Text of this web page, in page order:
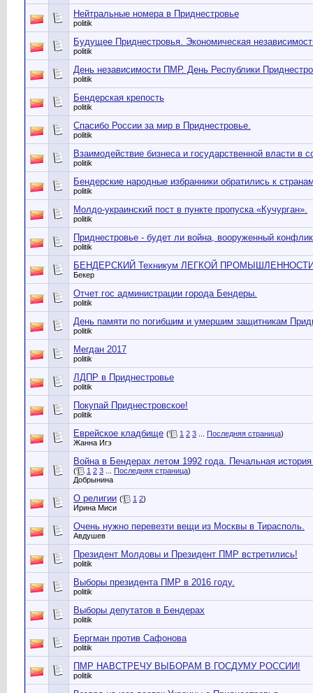
Нейтральные номера в Приднестровье
politik
Будущее Приднестровья. Экономическая
politik
День независимости ПМР. День Республики
politik
Бендерская крепость
politik
Спасибо России за мир в Приднестровье.
politik
Взаимодействие бизнеса и государственной власти в
politik
Бендерские народные избранники обратились к
politik
Молдо-украинский пост в пункте пропуска «Кучурган».
politik
Приднестровье - будет ли война, вооруженный
politik
БЕНДЕРСКИЙ Техникум ЛЕГКОЙ
Бекер
Отчет гос администрации города Бендеры.
politik
День памяти по погибшим и умершим защитникам
politik
Мегдан 2017
politik
ЛДПР в Приднестровье
politik
Покупай Приднестровское!
politik
Еврейское кладбище ( 1 2 3 Последняя страница)
Жанна Игэ
Война в Бендерах летом 1992 года. Печальная
( 1 2 3 Последняя страница)
Добрынина
О религии ( 1 2)
Ирина Миси
Очень нужно перевезти вещи из Москвы в Тирасполь.
Авдушев
Президент Молдовы и Президент ПМР встретились!
politik
Выборы президента ПМР в 2016 году.
politik
Выборы депутатов в Бендерах
politik
Бергман против Сафонова
politik
ПМР НАВСТРЕЧУ ВЫБОРАМ В ГОСДУМУ РОССИИ!
politik